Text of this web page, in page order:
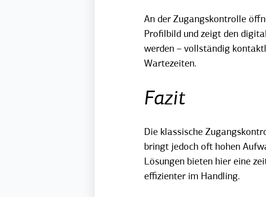
An der Zugangskontrolle
Profilbild und zeigt den
werden – vollständig
Wartezeiten.
Fazit
Die klassische
bringt jedoch oft hohen
Lösungen bieten hier eine
effizienter im Handling.